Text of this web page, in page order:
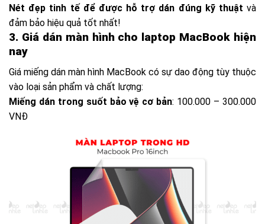
Nét đẹp tinh tế để được hỗ trợ dán đúng kỹ thuật và
đảm bảo hiệu quả tốt nhất!
3. Giá dán màn hình cho laptop MacBook hiện
nay
Giá miếng dán màn hình MacBook có sự dao động tùy thuộc
vào loại sản phẩm và chất lượng:
Miếng dán trong suốt bảo vệ cơ bản: 100.000 – 300.000
VNĐ